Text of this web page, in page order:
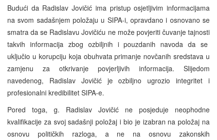
Budući da Radislav Jovičić ima pristup osjetljivim informacijama
na svom sadašnjem položaju u SIPA-i, opravdano i osnovano se
smatra da se Radislavu Jovičiću ne može povjeriti čuvanje tajnosti
takvih informacija zbog ozbiljnih i pouzdanih navoda da se
uključio u korupciju koja obuhvata primanje novčanih sredstava u
zamjenu za otkrivanje povjerljivih informacija. Slijedom
navedenog, Radislav Jovičić je ozbiljno ugrozio integritet i
profesionalni kredibilitet SIPA-e.
Pored toga, g. Radislav Jovičić ne posjeduje neophodne
kvalifikacije za svoj sadašnji položaj i bio je izabran na položaj na
osnovu političkih razloga, a ne na osnovu zakonskih